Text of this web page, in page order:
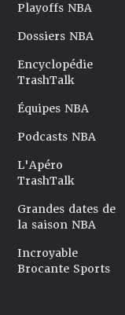
Playoffs NBA
Dossiers NBA
Encyclopédie
TrashTalk
Équipes NBA
Podcasts NBA
L'Apéro
TrashTalk
Grandes dates de
la saison NBA
Incroyable
Brocante Sports